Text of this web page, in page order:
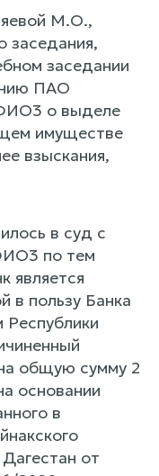
М.О.,
заседания,
заседании
ПАО
о выделе
имуществе
взыскания,
в суд с
по тем
является
пользу Банка
Республики
общую сумму 2
основании
в
от